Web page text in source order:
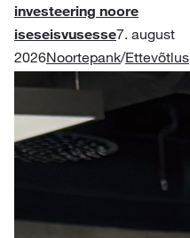
investeering noore
iseseisvusesse7. august
2026Noortepank/Ettevõtlus